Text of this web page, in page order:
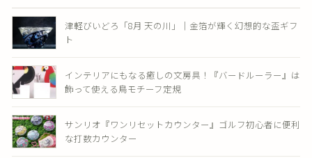
津軽びいどろ「8月 天の川」｜金箔が輝く幻想的な盃ギフ
ト
インテリアにもなる癒しの文房具！『バードルーラー』は
飾って使える鳥モチーフ定規
サンリオ『ワンリセットカウンター』ゴルフ初心者に便利
な打数カウンター